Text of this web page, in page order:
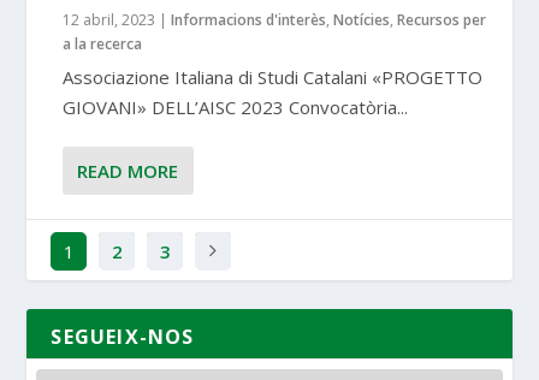
12 abril, 2023 |Informacions d'interès,Notícies,Recursos per
a la recerca
Associazione Italiana di Studi Catalani «PROGETTO
GIOVANI» DELL’AISC 2023 Convocatòria...
READ MORE
1 2 3
SEGUEIX-NOS